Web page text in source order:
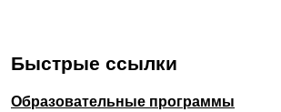
Быстрые ссылки
Образовательные программы